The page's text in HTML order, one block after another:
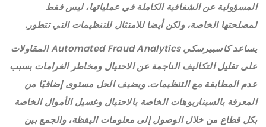
المسؤولية عن الشفافية الكاملة في عملياتها، ليس فقط
لمصلحتها الخاصة، ولكن أيضا للامتثال للتنظيمات التي تتطور.
يساعد كاسبيرسكي Automated Fraud Analytics المقاولات
على تقليل التكاليف الناجمة عن الاحتيال ومخاطر الغرامات بسبب
عدم المطابقة مع التنظيمات. ويضيف الحل مستوى إضافيًا من
المعرفة بالسيناريوهات الخاصة بالاحتيال وغسيل الأموال الخاصة
بكل قطاع من خلال الوصول إلى معلومات اليقظة، والجمع بين